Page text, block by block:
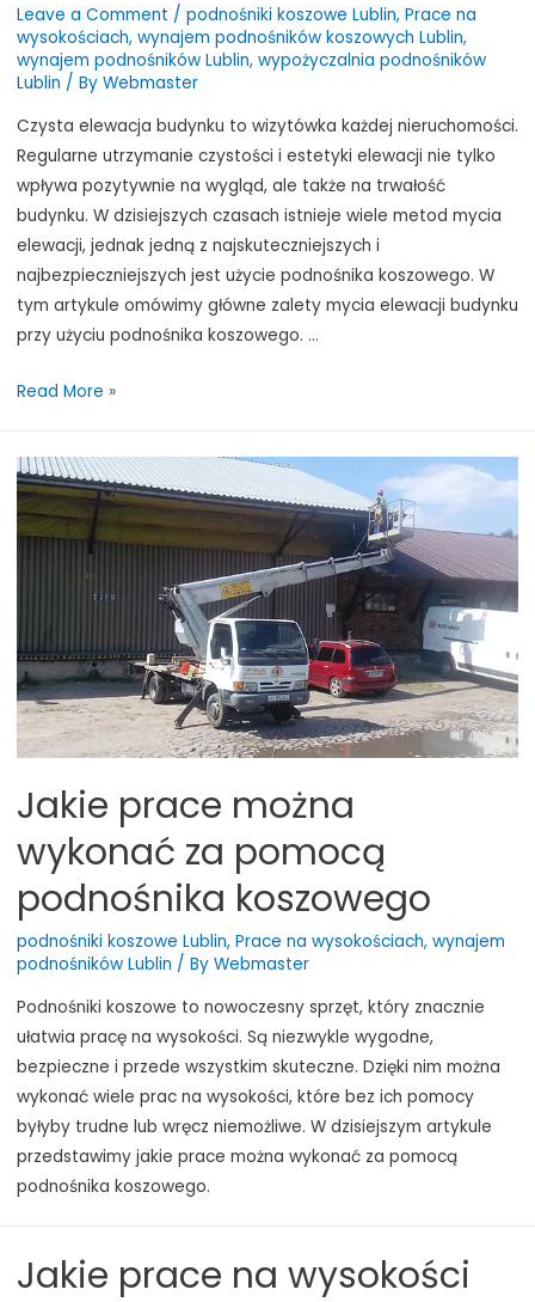
Leave a Comment / podnośniki koszowe Lublin, Prace na
wysokościach, wynajem podnośników koszowych Lublin,
wynajem podnośników Lublin, wypożyczalnia podnośników
Lublin / By Webmaster
Czysta elewacja budynku to wizytówka każdej nieruchomości.
Regularne utrzymanie czystości i estetyki elewacji nie tylko
wpływa pozytywnie na wygląd, ale także na trwałość
budynku. W dzisiejszych czasach istnieje wiele metod mycia
elewacji, jednak jedną z najskuteczniejszych i
najbezpieczniejszych jest użycie podnośnika koszowego. W
tym artykule omówimy główne zalety mycia elewacji budynku
przy użyciu podnośnika koszowego. …
Zalety
Budynku
przy
Użyciu
Podnośnika
Koszowego
Read More »
Jakie prace można
wykonać za pomocą
podnośnika koszowego
podnośniki koszowe Lublin, Prace na wysokościach, wynajem
podnośników Lublin / By Webmaster
Podnośniki koszowe to nowoczesny sprzęt, który znacznie
ułatwia pracę na wysokości. Są niezwykle wygodne,
bezpieczne i przede wszystkim skuteczne. Dzięki nim można
wykonać wiele prac na wysokości, które bez ich pomocy
byłyby trudne lub wręcz niemożliwe. W dzisiejszym artykule
przedstawimy jakie prace można wykonać za pomocą
podnośnika koszowego.
Jakie prace na wysokości